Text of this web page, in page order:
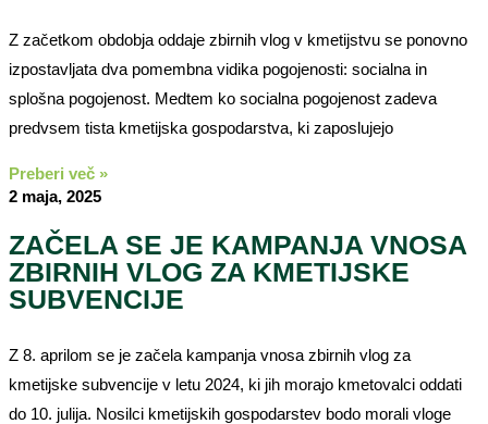
Z začetkom obdobja oddaje zbirnih vlog v kmetijstvu se ponovno
izpostavljata dva pomembna vidika pogojenosti: socialna in
splošna pogojenost. Medtem ko socialna pogojenost zadeva
predvsem tista kmetijska gospodarstva, ki zaposlujejo
Preberi več »
2 maja, 2025
ZAČELA SE JE KAMPANJA VNOSA
ZBIRNIH VLOG ZA KMETIJSKE
SUBVENCIJE
Z 8. aprilom se je začela kampanja vnosa zbirnih vlog za
kmetijske subvencije v letu 2024, ki jih morajo kmetovalci oddati
do 10. julija. Nosilci kmetijskih gospodarstev bodo morali vloge